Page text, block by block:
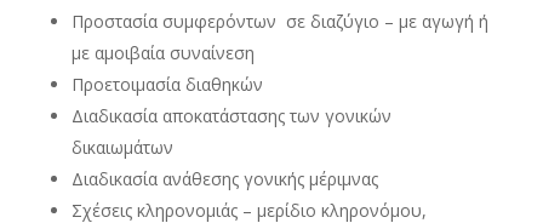
Προστασία συμφερόντων σε διαζύγιο – με αγωγή ή
με αμοιβαία συναίνεση
Προετοιμασία διαθηκών
Διαδικασία αποκατάστασης των γονικών
δικαιωμάτων
Διαδικασία ανάθεσης γονικής μέριμνας
Σχέσεις κληρονομιάς – μερίδιο κληρονόμου,